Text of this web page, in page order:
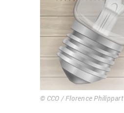
© CCO / Florence Philippart